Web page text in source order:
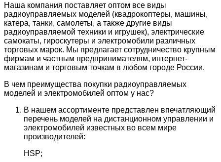
Наша компания поставляет оптом все виды
радиоуправляемых моделей (квадрокоптеры, машины,
катера, танки, самолеты, а также другие виды
радиоуправляемой техники и игрушек), электрические
самокаты, гироскутеры и электромобили различных
торговых марок. Мы предлагает сотрудничество крупным
фирмам и частным предпринимателям, интернет-
магазинам и торговым точкам в любом городе России.
В чем преимущества покупки радиоуправляемых
моделей и электромобилей оптом у нас?
В нашем ассортименте представлен впечатляющий
перечень моделей на дистанционном управлении и
электромобилей известных во всем мире
производителей:
HSP;